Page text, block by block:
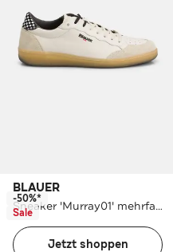
BLAUER
Sneaker 'Murray01' mehrfarbig
-50%*
Sale
Jetzt shoppen